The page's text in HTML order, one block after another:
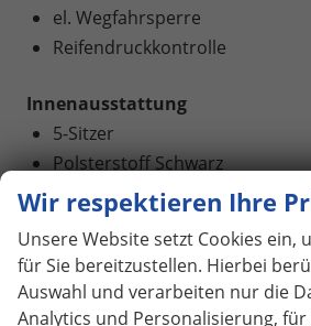
el. Wegfahrsperre
Reifendruckkontrolle
Innenausstattung
5-Sitzer
Polsterstoff Schwarz
Sitzeinstellung
5-Kopfstützen
ISOFIX + ISOFIX (Beifahrersitz)
MULTIFUNKTIONS-
Lederschalthebel
Wir respektieren Ihre
Unsere Website setzt Cookies ein,
für Sie bereitzustellen. Hierbei
Auswahl und verarbeiten nur die
Analytics und Personalisierung, für